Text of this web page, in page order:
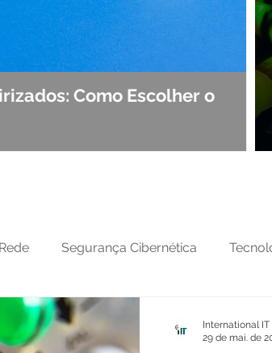
Como Escolher o
Segurança Cibernética
International IT
29 de mai. de